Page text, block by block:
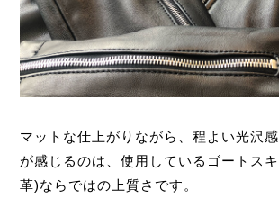
マットな仕上がりながら、程よい光沢
が感じるのは、使用しているゴートス
革)ならではの上質さです。